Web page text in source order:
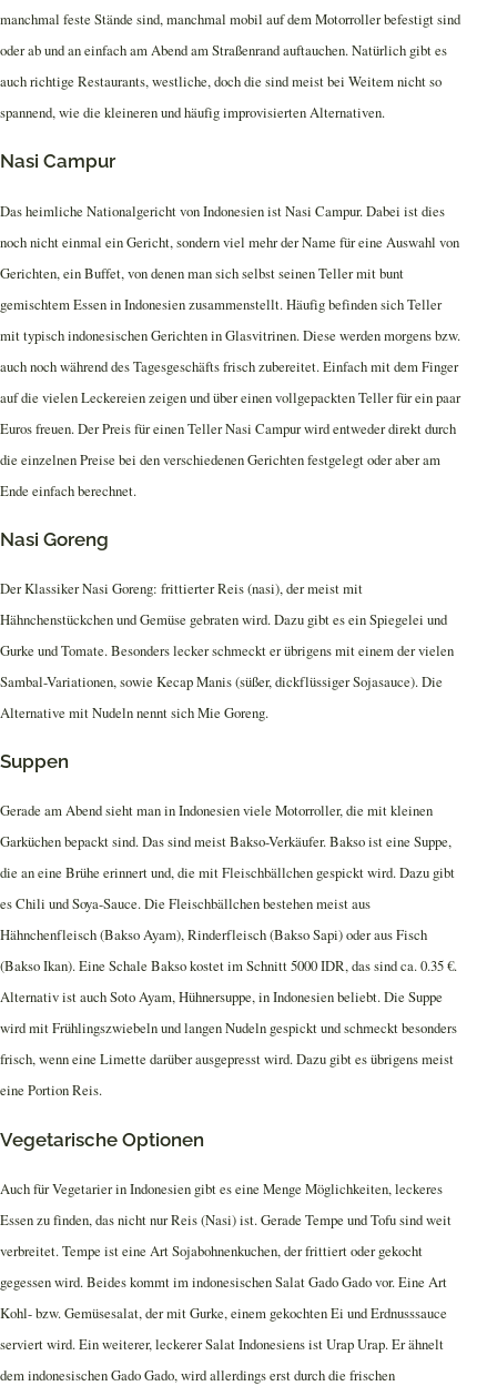
manchmal feste Stände sind, manchmal mobil auf dem Motorroller befestigt sind
oder ab und an einfach am Abend am Straßenrand auftauchen. Natürlich gibt es
auch richtige Restaurants, westliche, doch die sind meist bei Weitem nicht so
spannend, wie die kleineren und häufig improvisierten Alternativen.
Nasi Campur
Das heimliche Nationalgericht von Indonesien ist Nasi Campur. Dabei ist dies
noch nicht einmal ein Gericht, sondern viel mehr der Name für eine Auswahl von
Gerichten, ein Buffet, von denen man sich selbst seinen Teller mit bunt
gemischtem Essen in Indonesien zusammenstellt. Häufig befinden sich Teller
mit typisch indonesischen Gerichten in Glasvitrinen. Diese werden morgens bzw.
auch noch während des Tagesgeschäfts frisch zubereitet. Einfach mit dem Finger
auf die vielen Leckereien zeigen und über einen vollgepackten Teller für ein paar
Euros freuen. Der Preis für einen Teller Nasi Campur wird entweder direkt durch
die einzelnen Preise bei den verschiedenen Gerichten festgelegt oder aber am
Ende einfach berechnet.
Nasi Goreng
Der Klassiker Nasi Goreng: frittierter Reis (nasi), der meist mit
Hähnchenstückchen und Gemüse gebraten wird. Dazu gibt es ein Spiegelei und
Gurke und Tomate. Besonders lecker schmeckt er übrigens mit einem der vielen
Sambal-Variationen, sowie Kecap Manis (süßer, dickflüssiger Sojasauce). Die
Alternative mit Nudeln nennt sich Mie Goreng.
Suppen
Gerade am Abend sieht man in Indonesien viele Motorroller, die mit kleinen
Garküchen bepackt sind. Das sind meist Bakso-Verkäufer. Bakso ist eine Suppe,
die an eine Brühe erinnert und, die mit Fleischbällchen gespickt wird. Dazu gibt
es Chili und Soya-Sauce. Die Fleischbällchen bestehen meist aus
Hähnchenfleisch (Bakso Ayam), Rinderfleisch (Bakso Sapi) oder aus Fisch
(Bakso Ikan). Eine Schale Bakso kostet im Schnitt 5000 IDR, das sind ca. 0.35 €.
Alternativ ist auch Soto Ayam, Hühnersuppe, in Indonesien beliebt. Die Suppe
wird mit Frühlingszwiebeln und langen Nudeln gespickt und schmeckt besonders
frisch, wenn eine Limette darüber ausgepresst wird. Dazu gibt es übrigens meist
eine Portion Reis.
Vegetarische Optionen
Auch für Vegetarier in Indonesien gibt es eine Menge Möglichkeiten, leckeres
Essen zu finden, das nicht nur Reis (Nasi) ist. Gerade Tempe und Tofu sind weit
verbreitet. Tempe ist eine Art Sojabohnenkuchen, der frittiert oder gekocht
gegessen wird. Beides kommt im indonesischen Salat Gado Gado vor. Eine Art
Kohl- bzw. Gemüsesalat, der mit Gurke, einem gekochten Ei und Erdnusssauce
serviert wird. Ein weiterer, leckerer Salat Indonesiens ist Urap Urap. Er ähnelt
dem indonesischen Gado Gado, wird allerdings erst durch die frischen